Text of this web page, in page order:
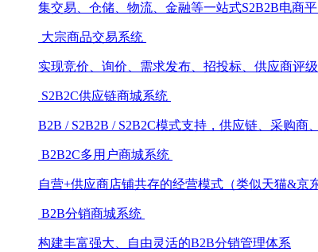
集交易、仓储、物流、金融等一站式S2B2B电商
大宗商品交易系统
实现竞价、询价、需求发布、招投标、供应商评
S2B2C供应链商城系统
B2B / S2B2B / S2B2C模式支持，供应链、采购商
B2B2C多用户商城系统
自营+供应商店铺共存的经营模式（类似天猫&京东
B2B分销商城系统
构建丰富强大、自由灵活的B2B分销管理体系